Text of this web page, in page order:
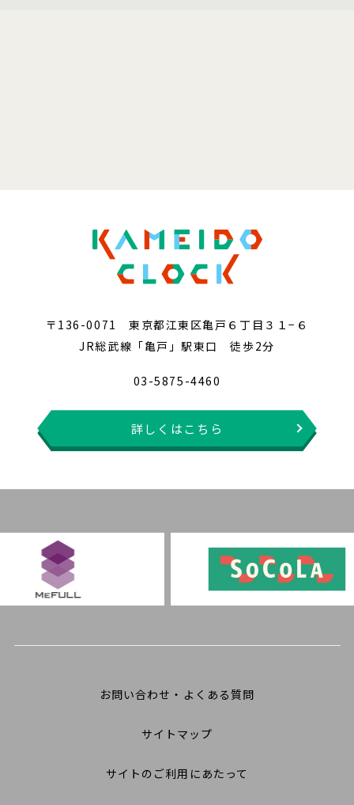
〒136-0071 東京都江東区亀戸６丁目３１−６
JR総武線「亀戸」駅東口 徒歩2分
03-5875-4460
詳しくはこちら
お問い合わせ・よくある質問
サイトマップ
サイトのご利用にあたって